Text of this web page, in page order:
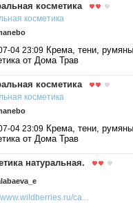
косметика
косметика
04 23:09 Крема, тени,
от Дома Трав
косметика
косметика
04 23:09 Крема, тени,
от Дома Трав
натуральная.
ca...